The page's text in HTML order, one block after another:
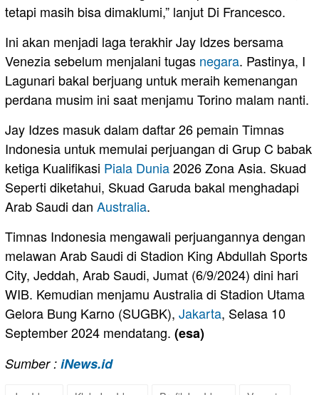
tetapi masih bisa dimaklumi,” lanjut Di Francesco.
Ini akan menjadi laga terakhir Jay Idzes bersama
Venezia sebelum menjalani tugas negara. Pastinya, I
Lagunari bakal berjuang untuk meraih kemenangan
perdana musim ini saat menjamu Torino malam nanti.
Jay Idzes masuk dalam daftar 26 pemain Timnas
Indonesia untuk memulai perjuangan di Grup C babak
ketiga Kualifikasi Piala Dunia2026 Zona Asia. Skuad
Seperti diketahui, Skuad Garuda bakal menghadapi
Arab Saudi dan Australia.
Timnas Indonesia mengawali perjuangannya dengan
melawan Arab Saudi di Stadion King Abdullah Sports
City, Jeddah, Arab Saudi, Jumat (6/9/2024) dini hari
WIB. Kemudian menjamu Australia di Stadion Utama
Gelora Bung Karno (SUGBK), Jakarta, Selasa 10
September 2024 mendatang. (esa)
Sumber : iNews.id